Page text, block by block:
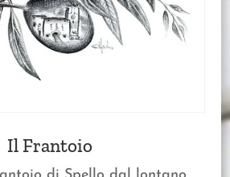
Il Frantoio